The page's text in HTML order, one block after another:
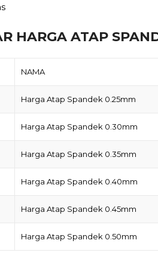
HARGA ATAP
NAMA
Harga Atap Spandek 0.25mm
Harga Atap Spandek 0.30mm
Harga Atap Spandek 0.35mm
Harga Atap Spandek 0.40mm
Harga Atap Spandek 0.45mm
Harga Atap Spandek 0.50mm